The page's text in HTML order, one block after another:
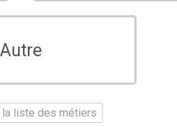
Autre
la liste des métiers